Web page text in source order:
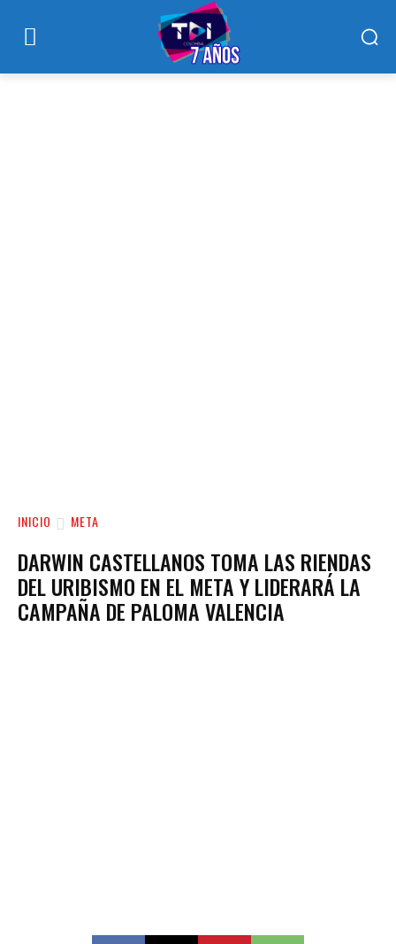
INICIO META
DARWIN CASTELLANOS TOMA LAS RIENDAS
DEL URIBISMO EN EL META Y LIDERARÁ LA
CAMPAÑA DE PALOMA VALENCIA